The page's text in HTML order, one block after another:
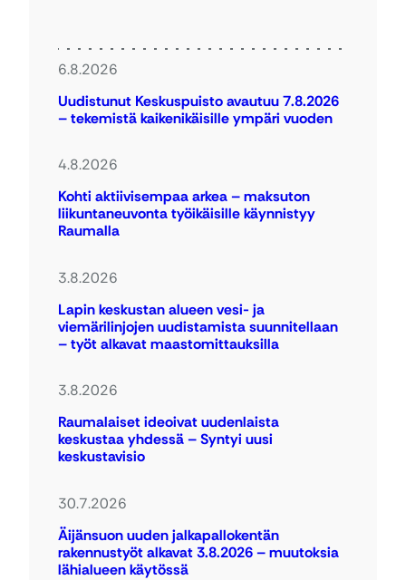
6.8.2026
Uudistunut Keskuspuisto avautuu 7.8.2026
– tekemistä kaikenikäisille ympäri vuoden
4.8.2026
Kohti aktiivisempaa arkea – maksuton
liikuntaneuvonta työikäisille käynnistyy
Raumalla
3.8.2026
Lapin keskustan alueen vesi- ja
viemärilinjojen uudistamista suunnitellaan
– työt alkavat maastomittauksilla
3.8.2026
Raumalaiset ideoivat uudenlaista
keskustaa yhdessä – Syntyi uusi
keskustavisio
30.7.2026
Äijänsuon uuden jalkapallokentän
rakennustyöt alkavat 3.8.2026 – muutoksia
lähialueen käytössä